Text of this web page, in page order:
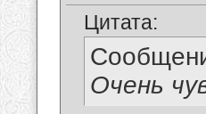
Цитата:
Очень